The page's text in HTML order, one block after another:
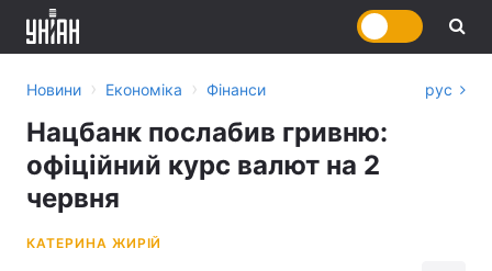
Новини › Економіка › Фінанси рус
Нацбанк послабив гривню:
офіційний курс валют на 2
червня
КАТЕРИНА ЖИРІЙ